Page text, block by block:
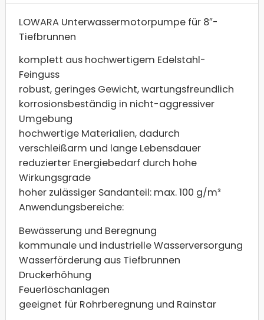
LOWARA Unterwassermotorpumpe für 8″-
Tiefbrunnen
komplett aus hochwertigem Edelstahl-
Feinguss
robust, geringes Gewicht, wartungsfreundlich
korrosionsbeständig in nicht-aggressiver
Umgebung
hochwertige Materialien, dadurch
verschleißarm und lange Lebensdauer
reduzierter Energiebedarf durch hohe
Wirkungsgrade
hoher zulässiger Sandanteil: max. 100 g/m³
Anwendungsbereiche:
Bewässerung und Beregnung
kommunale und industrielle Wasserversorgung
Wasserförderung aus Tiefbrunnen
Druckerhöhung
Feuerlöschanlagen
geeignet für Rohrberegnung und Rainstar